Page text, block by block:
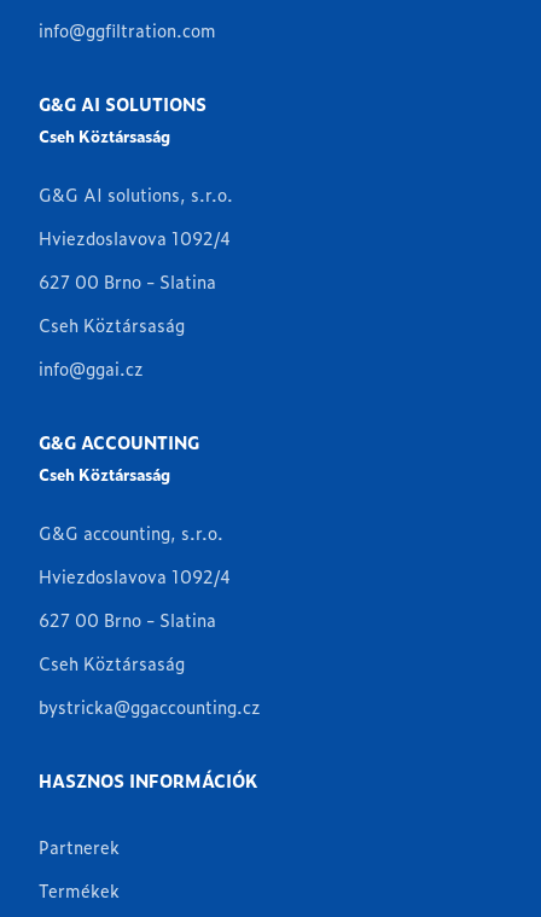
info@ggfiltration.com
G&G AI SOLUTIONS
Cseh Köztársaság
G&G AI solutions, s.r.o.
Hviezdoslavova 1092/4
627 00 Brno - Slatina
Cseh Köztársaság
info@ggai.cz
G&G ACCOUNTING
Cseh Köztársaság
G&G accounting, s.r.o.
Hviezdoslavova 1092/4
627 00 Brno - Slatina
Cseh Köztársaság
bystricka@ggaccounting.cz
HASZNOS INFORMÁCIÓK
Partnerek
Termékek